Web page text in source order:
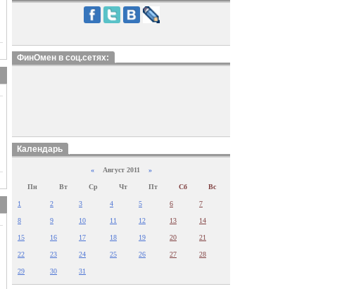
ФинОмен в соц.сетях:
Календарь
«Август 2011 »
Пн Вт Ср Чт Пт Сб Вс
1 2 3 4 5 6 7
8 9 10 11 12 13 14
15 16 17 18 19 20 21
22 23 24 25 26 27 28
29 30 31